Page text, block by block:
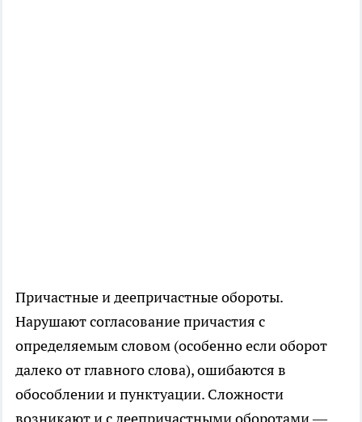
Причастные и деепричастные обороты.
Нарушают согласование причастия с
определяемым словом (особенно если оборот
далеко от главного слова), ошибаются в
обособлении и пунктуации. Сложности